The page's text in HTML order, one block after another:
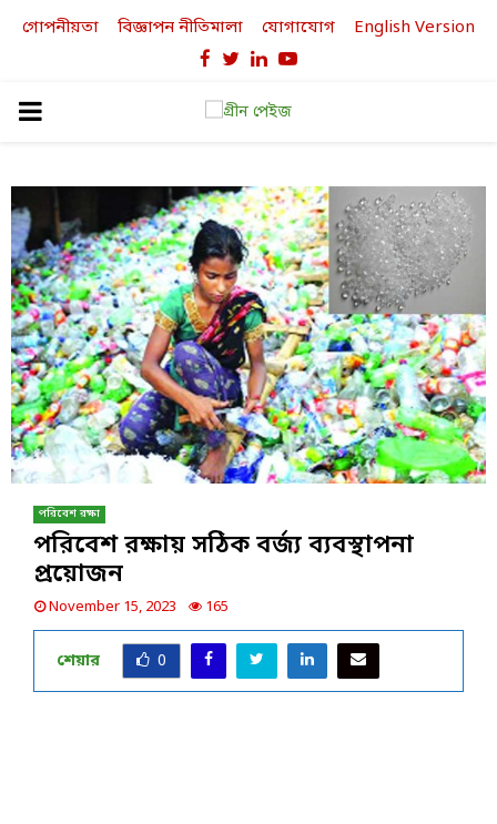
গোপনীয়তা বিজ্ঞাপন নীতিমালা যোগাযোগ English Version
Facebook
TwitterLinkedinYoutube
PRIMARY
পরিবেশ রক্ষা
পরিবেশ রক্ষায় সঠিক বর্জ্য ব্যবস্থাপনা
প্রয়োজন
November 15, 2023 165
শেয়ার 0